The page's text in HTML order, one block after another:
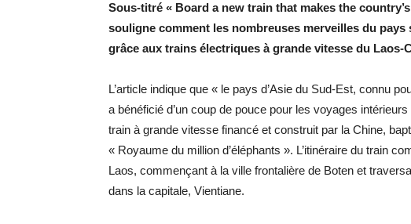
Sous-titré « Board a new train that makes the
souligne comment les nombreuses merveilles du
grâce aux trains électriques à grande vitesse du Laos-
L’article indique que « le pays d’Asie du Sud-Est, connu
a bénéficié d’un coup de pouce pour les voyages
train à grande vitesse financé et construit par la Chine,
« Royaume du million d’éléphants ». L’itinéraire du train
Laos, commençant à la ville frontalière de Boten et
dans la capitale, Vientiane.